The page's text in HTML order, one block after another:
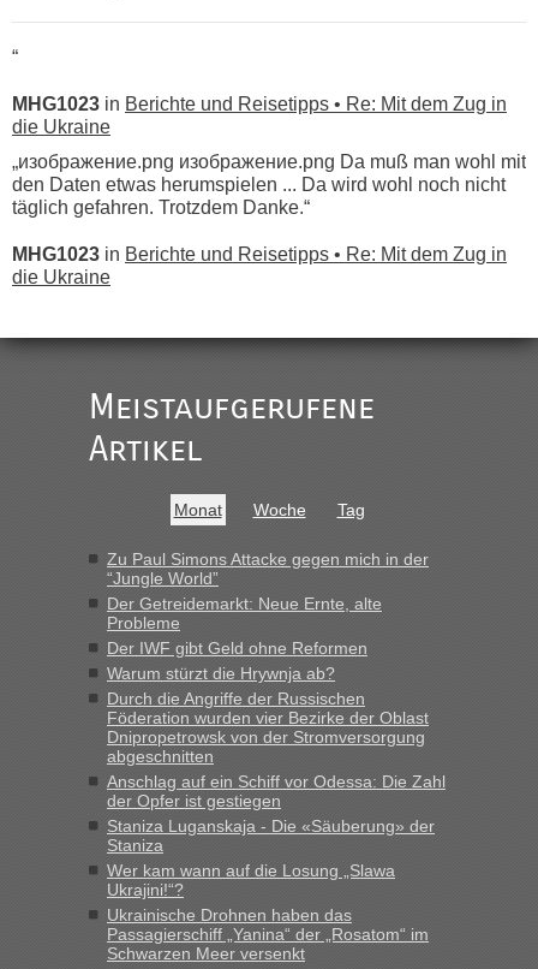
“
MHG1023 in Berichte und Reisetipps • Re: Mit dem Zug in
die Ukraine
„изображение.png изображение.png Da muß man wohl mit
den Daten etwas herumspielen ... Da wird wohl noch nicht
täglich gefahren. Trotzdem Danke.“
MHG1023 in Berichte und Reisetipps • Re: Mit dem Zug in
die Ukraine
Ist korrekt, aber ich finde man hätte trotzdem im Text gleich
darauf hinweisen können.
War aber nicht "böse" gemeint ...
buchbar - warum auch immer ...
Hab´s versucht - bekomme aber immer angezeigt "auf dieser
Strecke fahren wir nicht"
MHG1023 inBerichte und Reisetipps • Re: Mit dem Zug in
die Ukraine
„Man sollte aber explizit dazu schreiben, daß es ein Zug von
LeoExpress ist - und nur auf deren Webseite kann man die
Fahrkarten kaufen. Zumindest ist es die erste Umsteigefreie
Verbindung von Deutschland...“
Recht, Visa und Dokumente • Re: Deklaration
gebrauchter Kleidung beim Zoll
„Vielen Dank, mit einem Briefchen meiner Frau im Gepäck
gab es keine Probleme“
Meistaufgerufene
Artikel
Monat Woche Tag
Zu Paul Simons Attacke gegen mich in der
“Jungle World”
Der Getreidemarkt: Neue Ernte, alte
Probleme
Der IWF gibt Geld ohne Reformen
Warum stürzt die Hrywnja ab?
Durch die Angriffe der Russischen
Föderation wurden vier Bezirke der Oblast
Dnipropetrowsk von der Stromversorgung
abgeschnitten
Anschlag auf ein Schiff vor Odessa: Die Zahl
der Opfer ist gestiegen
Staniza Luganskaja - Die «Säuberung» der
Staniza
Wer kam wann auf die Losung „Slawa
Ukrajini!“?
Ukrainische Drohnen haben das
Passagierschiff „Yanina“ der „Rosatom“ im
Schwarzen Meer versenkt